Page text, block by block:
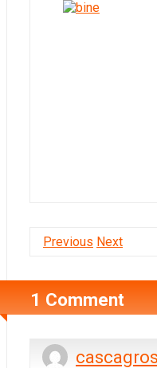
Previous Next
1 Comment